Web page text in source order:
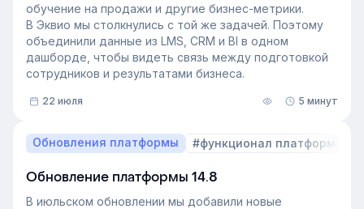
обучение на продажи и другие бизнес-метрики.
В Эквио мы столкнулись с той же задачей. Поэтому
объединили данные из LMS, CRM и BI в одном
дашборде, чтобы видеть связь между подготовкой
сотрудников и результатами бизнеса.
22 июля 5 минут
Обновления платформы #функционал платформы
Обновление платформы 14.8
В июльском обновлении мы добавили новые